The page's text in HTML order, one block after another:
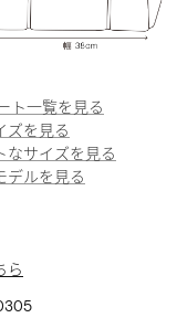
ト一覧を見る
ズを見る
なサイズを見る
デルを見る
ら